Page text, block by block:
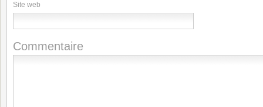
Site web
Commentaire